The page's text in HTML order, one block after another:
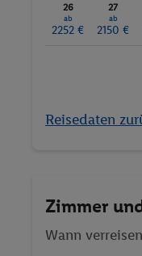
26
ab
2252 €
27
ab
2150 €
Reisedaten
Zimmer
Wann